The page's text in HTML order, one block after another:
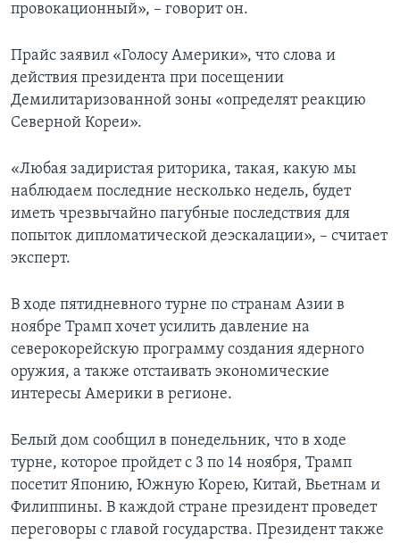
провокационный», – говорит он.
Прайс заявил «Голосу Америки», что слова и
действия президента при посещении
Демилитаризованной зоны «определят реакцию
Северной Кореи».
«Любая задиристая риторика, такая, какую мы
наблюдаем последние несколько недель, будет
иметь чрезвычайно пагубные последствия для
попыток дипломатической деэскалации», – считает
эксперт.
В ходе пятидневного турне по странам Азии в
ноябре Трамп хочет усилить давление на
северокорейскую программу создания ядерного
оружия, а также отстаивать экономические
интересы Америки в регионе.
Белый дом сообщил в понедельник, что в ходе
турне, которое пройдет с 3 по 14 ноября, Трамп
посетит Японию, Южную Корею, Китай, Вьетнам и
Филиппины. В каждой стране президент проведет
переговоры с главой государства. Президент также